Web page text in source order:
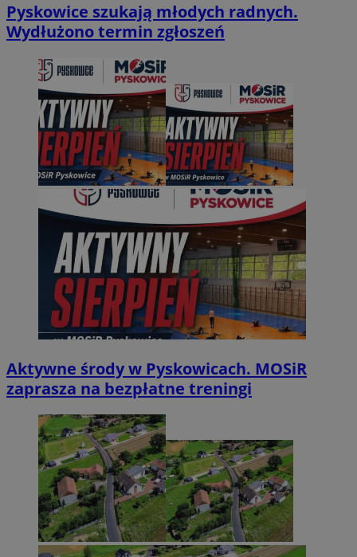
Pyskowice szukają młodych radnych.
Wydłużono termin zgłoszeń
Aktywne środy w Pyskowicach. MOSiR
zaprasza na bezpłatne treningi